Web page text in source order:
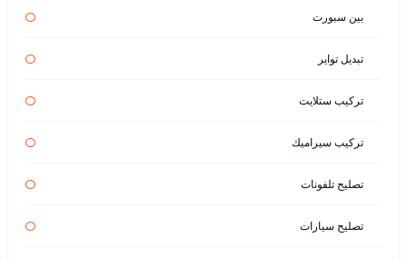
بين سبورت
تبديل تواير
تركيب ستلايت
تركيب سيراميك
تصليح تلفونات
تصليح سيارات